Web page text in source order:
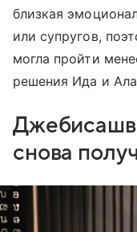
близкая
или супругов,
могла пройти
решения Ида и
снова